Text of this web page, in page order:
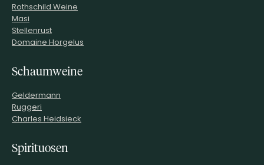
Rothschild Weine
Masi
Stellenrust
Domaine Horgelus
Schaumweine
Geldermann
Ruggeri
Charles Heidsieck
Spirituosen